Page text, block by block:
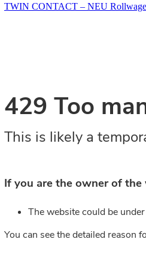
TWIN CONTACT – NEU